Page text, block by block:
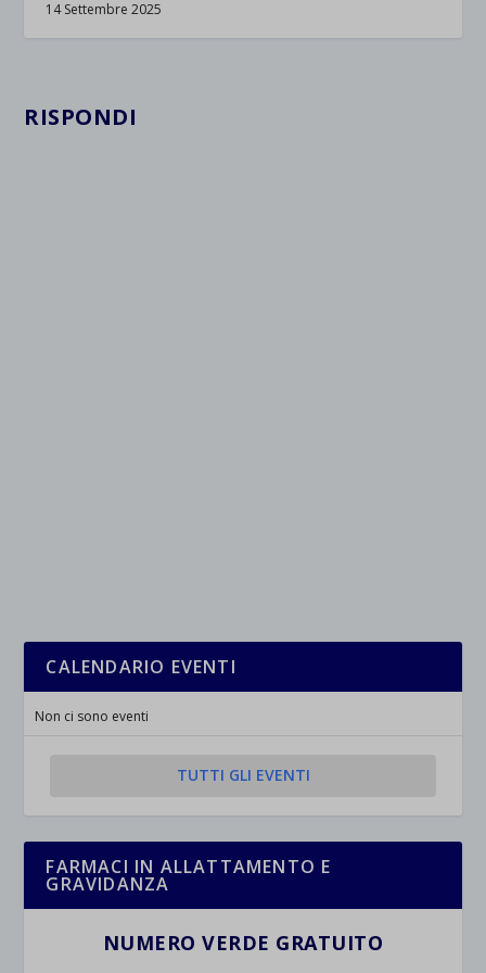
14 Settembre 2025
RISPONDI
CALENDARIO EVENTI
Non ci sono eventi
TUTTI GLI EVENTI
FARMACI IN ALLATTAMENTO E
GRAVIDANZA
NUMERO VERDE GRATUITO